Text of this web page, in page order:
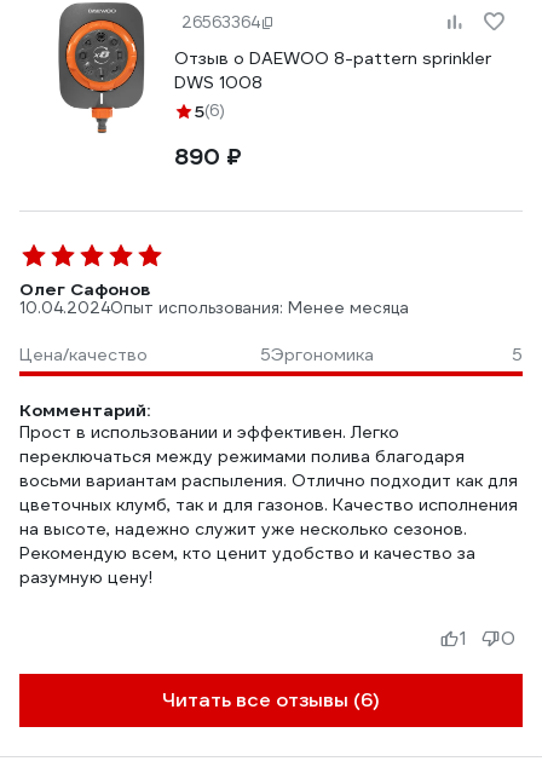
26563364
Отзыв о DAEWOO 8-pattern sprinkler
DWS 1008
5(6)
890 ₽
Олег Сафонов
10.04.2024Опыт использования: Менее месяца
Цена/качество 5Эргономика 5
Комментарий:
Прост в использовании и эффективен. Легко
переключаться между режимами полива благодаря
восьми вариантам распыления. Отлично подходит как для
цветочных клумб, так и для газонов. Качество исполнения
на высоте, надежно служит уже несколько сезонов.
Рекомендую всем, кто ценит удобство и качество за
разумную цену!
Читать все отзывы (6)
1 0